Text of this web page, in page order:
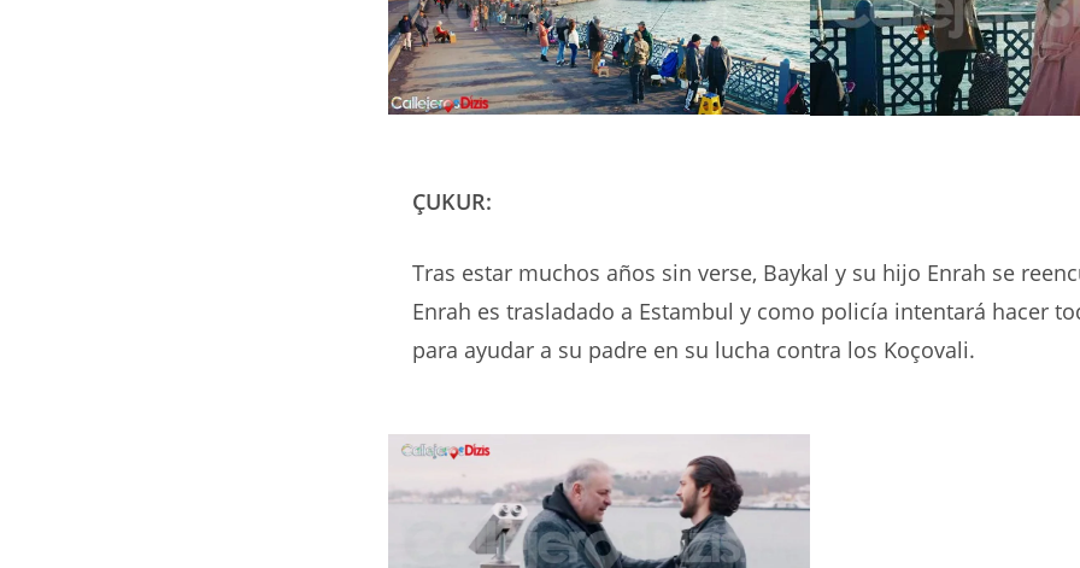
ÇUKUR:
Tras estar muchos años sin verse, Baykal y su hijo Enrah se
Enrah es trasladado a Estambul y como policía intentará hacer
para ayudar a su padre en su lucha contra los Koçovali.